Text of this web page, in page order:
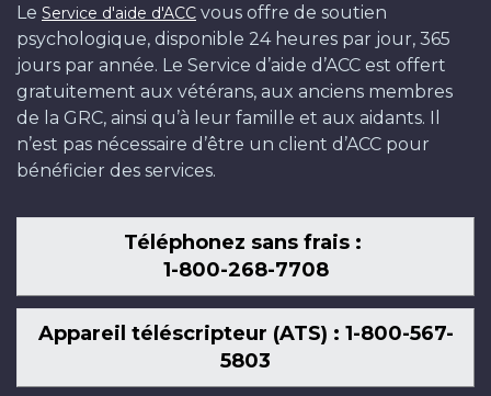
Le Service d'aide d'ACC vous offre de soutien
psychologique, disponible 24 heures par jour, 365
jours par année. Le Service d’aide d’ACC est offert
gratuitement aux vétérans, aux anciens membres
de la GRC, ainsi qu’à leur famille et aux aidants. Il
n’est pas nécessaire d’être un client d’ACC pour
bénéficier des services.
Téléphonez sans frais :
1-800-268-7708
Appareil téléscripteur (ATS) : 1-800-567-
5803